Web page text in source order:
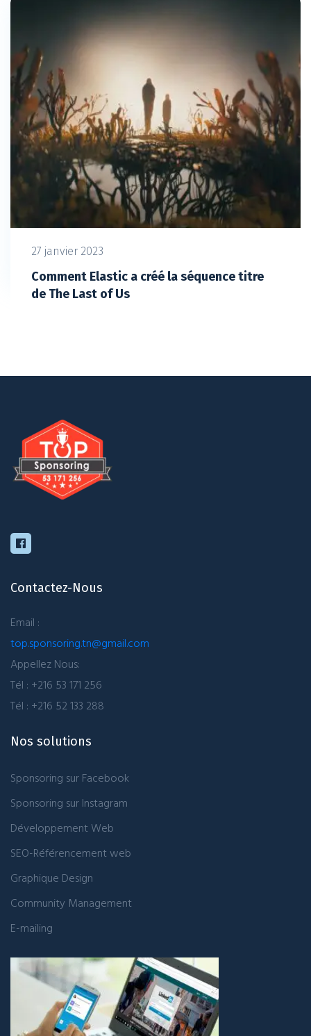
27 janvier 2023
Comment Elastic a créé la séquence titre
de The Last of Us
Contactez-Nous
Email :
top.sponsoring.tn@gmail.com
Appellez Nous:
Tél : +216 53 171 256
Tél : +216 52 133 288
Nos solutions
Sponsoring sur Facebook
Sponsoring sur Instagram
Développement Web
SEO-Référencement web
Graphique Design
Community Management
E-mailing